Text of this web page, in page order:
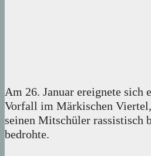
Am 26. Januar ereignete sich
Vorfall im Märkischen
seinen Mitschüler rassistisch
bedrohte.